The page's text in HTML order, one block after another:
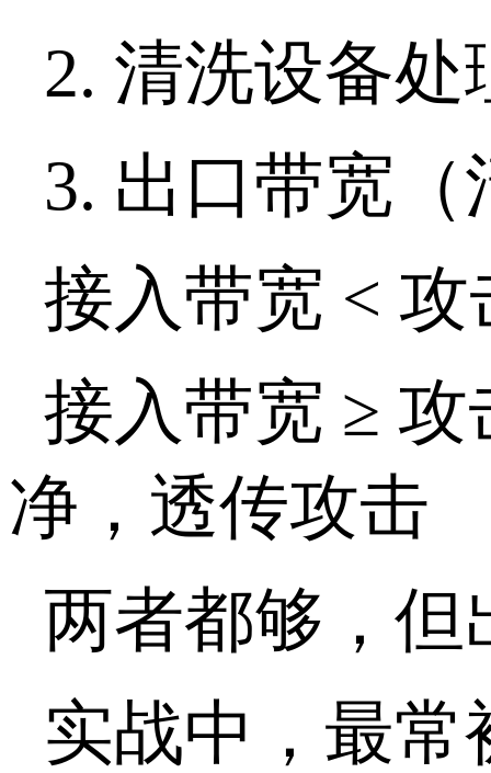
2. 清洗设备处
3. 出口带宽（
接入带宽 < 攻
接入带宽 ≥
净，透传攻击
两者都够，
实战中，最